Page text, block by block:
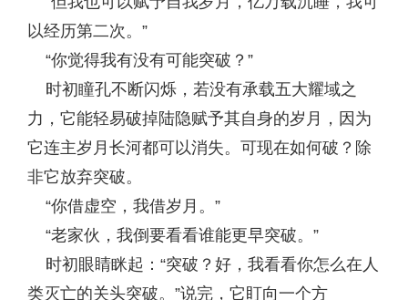
以经历第二次。”
“你觉得我有没有可能突破？”
时初瞳孔不断闪烁，若没有承载五大耀域之
力，它能轻易破掉陆隐赋予其自身的岁月，因为
它连主岁月长河都可以消失。可现在如何破？除
非它放弃突破。
“你借虚空，我借岁月。”
“老家伙，我倒要看看谁能更早突破。”
时初眼睛眯起：“突破？好，我看看你怎么在人
类灭亡的关头突破。”说完，它盯向一个方